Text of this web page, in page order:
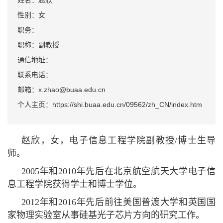
性别：女
职务：
职称：副教授
通信地址：
联系电话：
邮箱：x.zhao@buaa.edu.cn
个人主页：https://shi.buaa.edu.cn/09562/zh_CN/index.htm
赵欣，女，电子信息工程学院副教授/博士生导
师。
2005年和2010年先后在北京航空航天大学电子信
息工程学院获得学士和博士学位。
2012年和2016年先后前往美国普渡大学和英国国
家物理实验室从事硅基光子芯片方向的研究工作。